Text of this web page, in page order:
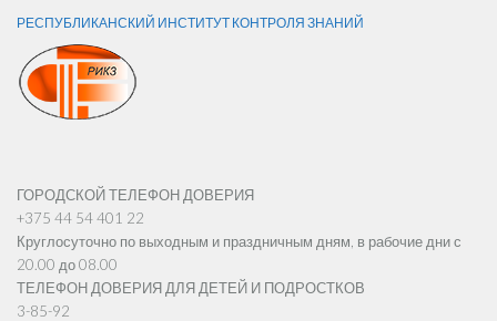
РЕСПУБЛИКАНСКИЙ ИНСТИТУТ КОНТРОЛЯ ЗНАНИЙ
ГОРОДСКОЙ ТЕЛЕФОН ДОВЕРИЯ
+375 44 54 401 22
Круглосуточно по выходным и праздничным дням, в рабочие дни с
20.00 до 08.00
ТЕЛЕФОН ДОВЕРИЯ ДЛЯ ДЕТЕЙ И ПОДРОСТКОВ
3-85-92